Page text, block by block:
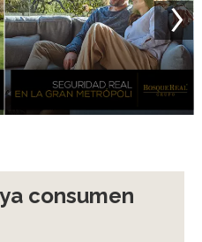
consumen